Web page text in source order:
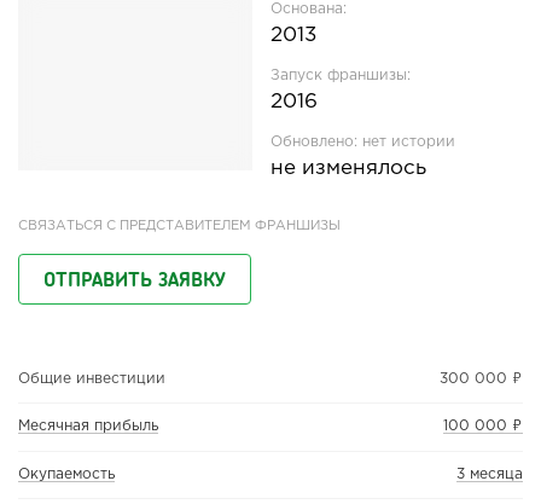
Основана:
2013
Запуск франшизы:
2016
Обновлено: нет истории
не изменялось
СВЯЗАТЬСЯ С ПРЕДСТАВИТЕЛЕМ ФРАНШИЗЫ
ОТПРАВИТЬ ЗАЯВКУ
Общие инвестиции 300 000 ₽
Месячная прибыль 100 000 ₽
Окупаемость 3 месяца